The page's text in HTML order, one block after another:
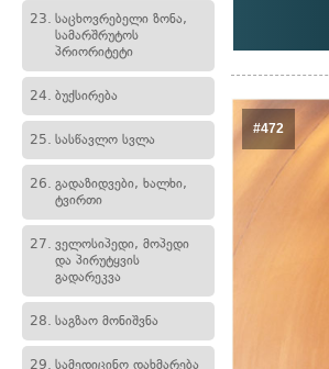
23. საცხოვრებელი ზონა,
სამარშრუტოს
პრიორიტეტი
24. ბუქსირება
25. სასწავლო სვლა
26. გადაზიდვები, ხალხი,
ტვირთი
27. ველოსიპედი, მოპედი
და პირუტყვის
გადარეკვა
28. საგზაო მონიშვნა
29. სამედიცინო დახმარება
#472